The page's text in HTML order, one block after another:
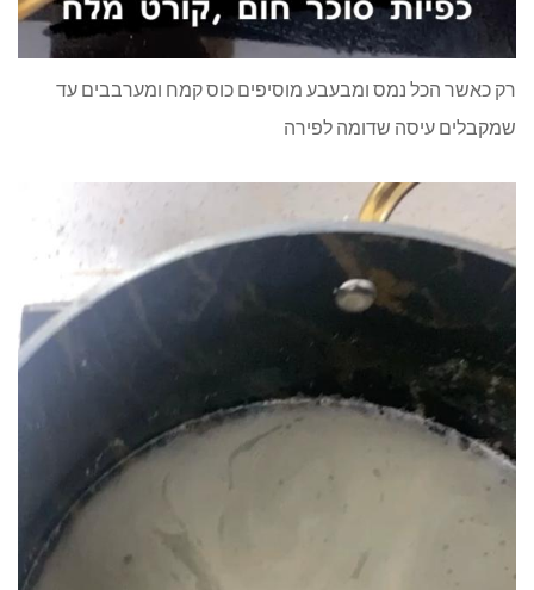
רק כאשר הכל נמס ומבעבע מוסיפים כוס קמח ומערבבים עד
שמקבלים עיסה שדומה לפירה